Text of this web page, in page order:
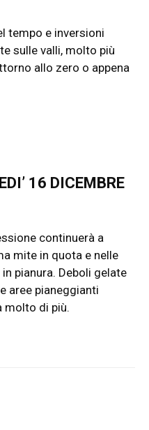
tempo e inversioni
sulle valli, molto più
allo zero o appena
16 DICEMBRE
continuerà a
mite in quota e nelle
pianura. Deboli gelate
aree pianeggianti
molto di più.